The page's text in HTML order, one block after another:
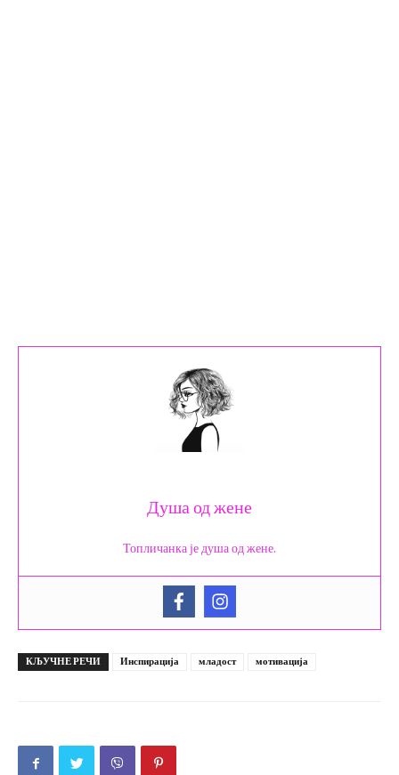
Душа од жене
Топличанка је душа од жене.
КЉУЧНЕ РЕЧИ Инспирација младост мотивација